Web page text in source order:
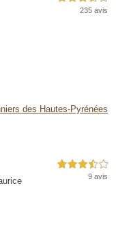
235 avis
des Hautes-Pyrénées
3,5 étoiles sur 5
9 avis